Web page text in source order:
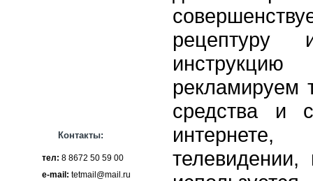
Контакты:
тел: 8 8672 50 59 00
e-mail: tetmail@mail.ru
рецептуру
рекламируем
средства и